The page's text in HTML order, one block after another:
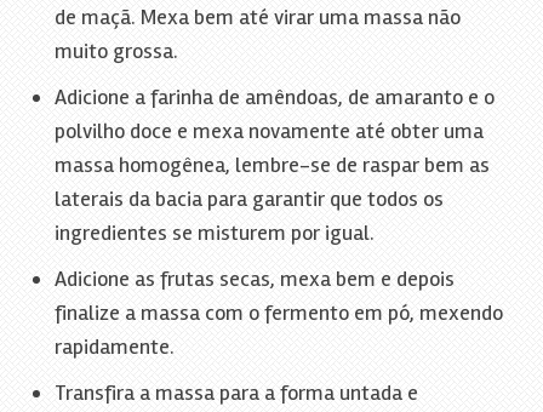
de maçã. Mexa bem até virar uma massa não
muito grossa.
Adicione a farinha de amêndoas, de amaranto e o
polvilho doce e mexa novamente até obter uma
massa homogênea, lembre-se de raspar bem as
laterais da bacia para garantir que todos os
ingredientes se misturem por igual.
Adicione as frutas secas, mexa bem e depois
finalize a massa com o fermento em pó, mexendo
rapidamente.
Transfira a massa para a forma untada e